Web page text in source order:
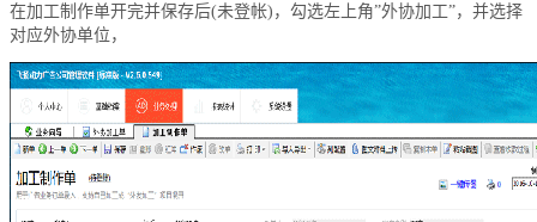
在加工制作单开完并保存后(未登帐)，勾选左上角”外协加工”，并选择
对应外协单位，